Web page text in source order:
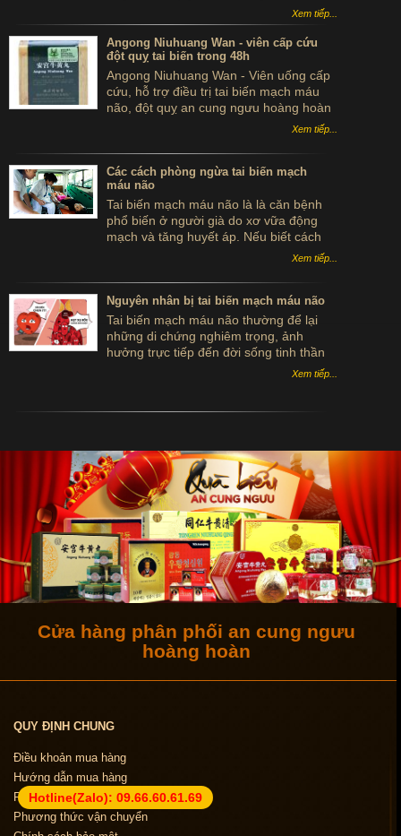
Xem tiếp...
Angong Niuhuang Wan - viên cấp cứu
đột quỵ tai biến trong 48h
Angong Niuhuang Wan - Viên uống cấp
cứu, hỗ trợ điều trị tai biến mạch máu
não, đột quỵ an cung ngưu hoàng hoàn
hộp gỗ màu xanh bắc kinh đồng nhân
Xem tiếp...
Các cách phòng ngừa tai biến mạch
máu não
Tai biến mạch máu não là là căn bệnh
phổ biến ở người già do xơ vữa động
mạch và tăng huyết áp. Nếu biết cách
phòng ngừa tai biến tai biến mạch máu
tiếc cho bệnh nhân.
Xem tiếp...
Nguyên nhân bị tai biến mạch máu não
Tai biến mạch máu não thường để lại
những di chứng nghiêm trọng, ảnh
hưởng trực tiếp đến đời sống tinh thần
và sức khỏe của con người. Có rất nhiều
mắc phải căn bệnh này nên tìm hiểu.
Xem tiếp...
Cửa hàng phân phối an cung ngưu
hoàng hoàn
QUY ĐỊNH CHUNG
Điều khoản mua hàng
Hướng dẫn mua hàng
Phương thức thanh toán
Phương thức vận chuyển
Hotline(Zalo): 09.66.60.61.69